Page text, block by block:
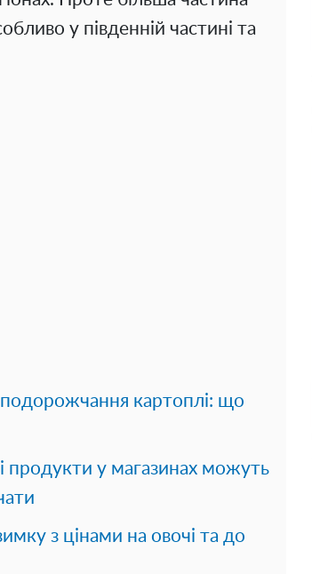
у південній частині та
подорожчання картоплі: що
продукти у магазинах можуть
з цінами на овочі та до